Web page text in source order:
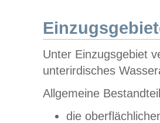
Unter Einzugsgebiet
unterirdisches
Allgemeine
die